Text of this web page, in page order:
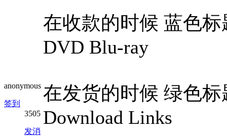
anonymous
签到
3505
发消
在收款的时候 蓝色标
DVD Blu-ray
在发货的时候 绿色标
Download Links